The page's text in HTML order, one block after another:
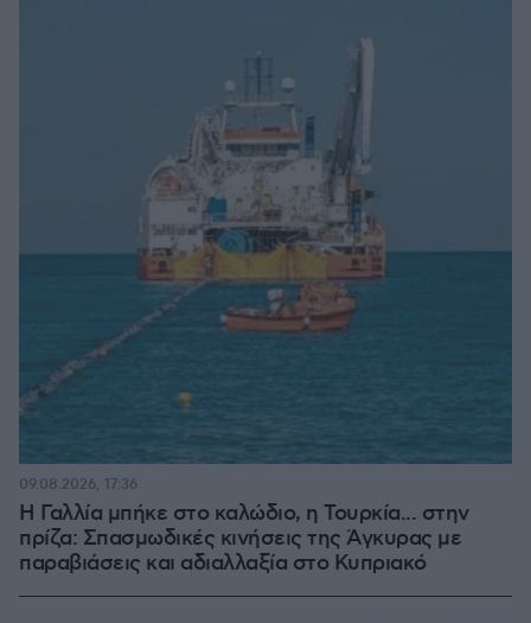
Η Γαλλία μπήκε στο καλώδιο, η Τουρκία... στην
πρίζα: Σπασμωδικές κινήσεις της Άγκυρας με
παραβιάσεις και αδιαλλαξία στο Κυπριακό
09.08.2026, 17:36